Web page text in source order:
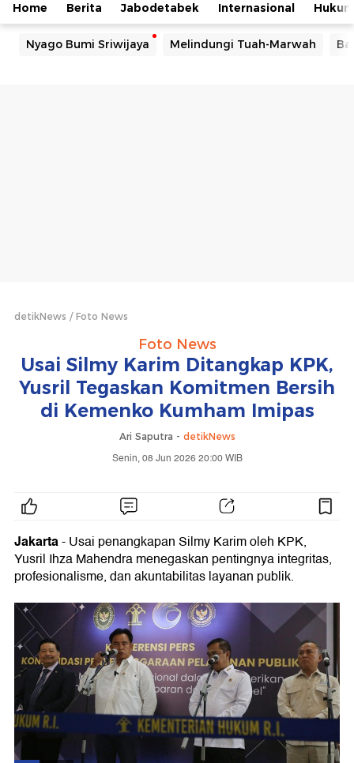
Home Berita Jabodetabek Internasional Hukum
Nyago Bumi Sriwijaya Melindungi Tuah-Marwah
detikNews Foto News
Foto News
Usai Silmy Karim Ditangkap KPK,
Yusril Tegaskan Komitmen Bersih
di Kemenko Kumham Imipas
Ari Saputra - detikNews
Senin, 08 Jun 2026 20:00 WIB
Jakarta- Usai penangkapan Silmy Karim oleh KPK,
Yusril Ihza Mahendra menegaskan pentingnya integritas,
profesionalisme, dan akuntabilitas layanan publik.